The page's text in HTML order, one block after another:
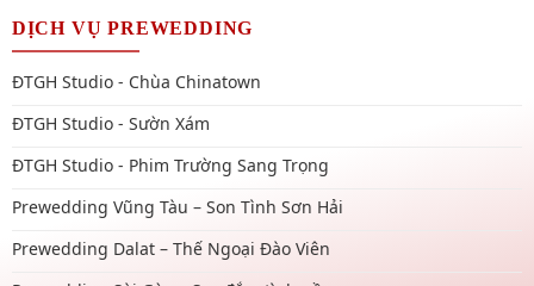
DỊCH VỤ PREWEDDING
ĐTGH Studio - Chùa Chinatown
ĐTGH Studio - Sườn Xám
ĐTGH Studio - Phim Trường Sang Trọng
Prewedding Vũng Tàu – Son Tình Sơn Hải
Prewedding Dalat – Thế Ngoại Đào Viên